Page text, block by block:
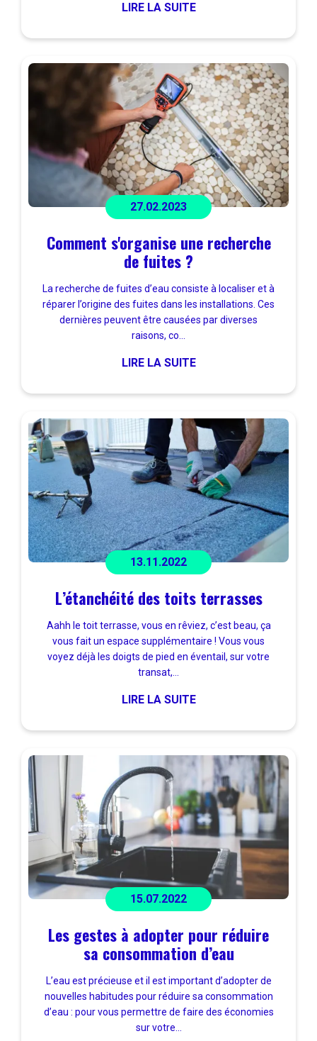
LIRE LA SUITE
27.02.2023
Comment s'organise une recherche
de fuites ?
La recherche de fuites d’eau consiste à localiser et à
réparer l’origine des fuites dans les installations. Ces
dernières peuvent être causées par diverses
raisons, co...
LIRE LA SUITE
13.11.2022
L’étanchéité des toits terrasses
Aahh le toit terrasse, vous en rêviez, c’est beau, ça
vous fait un espace supplémentaire ! Vous vous
voyez déjà les doigts de pied en éventail, sur votre
transat,...
LIRE LA SUITE
15.07.2022
Les gestes à adopter pour réduire
sa consommation d’eau
L’eau est précieuse et il est important d’adopter de
nouvelles habitudes pour réduire sa consommation
d’eau : pour vous permettre de faire des économies
sur votre...